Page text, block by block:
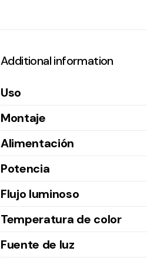
Additional information
Uso
Montaje
Alimentación
Potencia
Flujo luminoso
Temperatura de color
Fuente de luz